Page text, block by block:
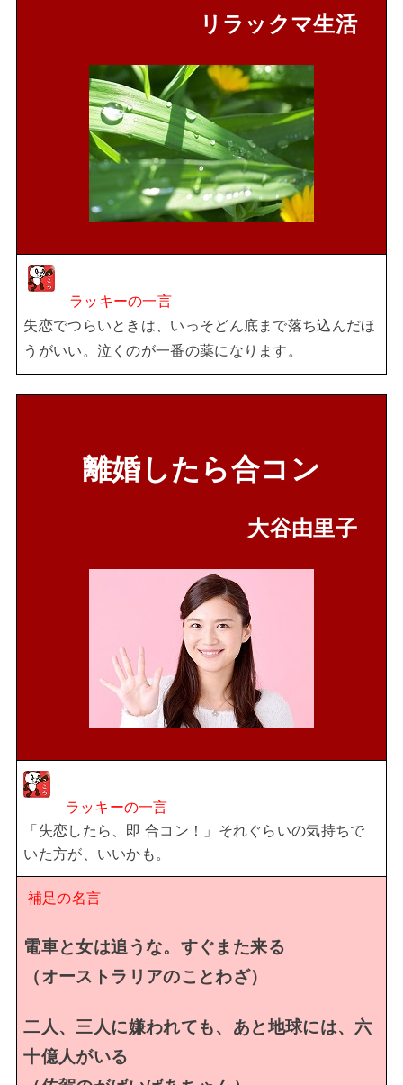
リラックマ生活
ラッキーの一言
失恋でつらいときは、いっそどん底まで落ち込んだほ
うがいい。 泣くのが一番の薬になります。
離婚したら合コン
大谷由里子
ラッキーの一言
「失恋したら、即 合コン！」 それぐらいの気持ちで
いた方が、いいかも。
補足の名言
電車と女は追うな。すぐまた来る
（オーストラリアのことわざ）
二人、三人に嫌われても、あと地球には、六
十億人がいる